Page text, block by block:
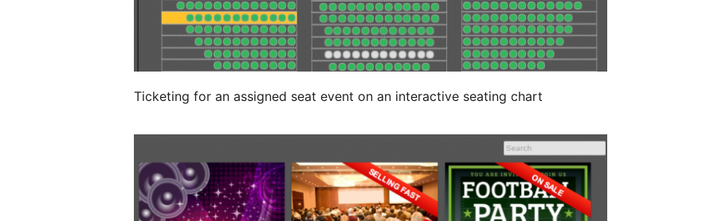
Ticketing for an assigned seat event on an interactive seating chart